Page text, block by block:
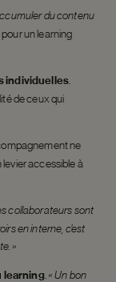
du contenu
pour un learning
individuelles.
de ceux qui
ne
levier accessible à
collaborateurs sont
en interne, c’est
»
learning.« Un bon